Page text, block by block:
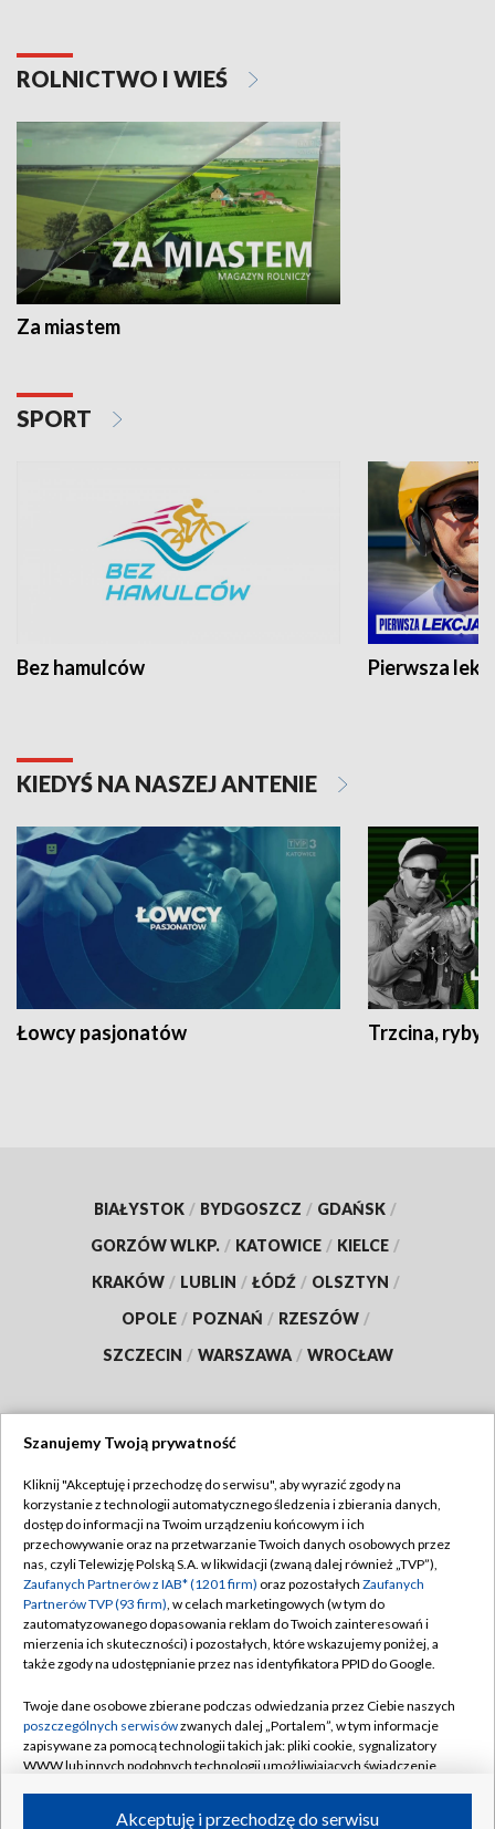
ROLNICTWO I WIEŚ
Za miastem
SPORT
Bez hamulców Pierwsza
KIEDYŚ NA NASZEJ ANTENIE
Łowcy pasjonatów Trzcina, ryby
BIAŁYSTOK / BYDGOSZCZ / GDAŃSK /
GORZÓW WLKP. / KATOWICE / KIELCE /
KRAKÓW / LUBLIN / ŁÓDŹ / OLSZTYN /
OPOLE / POZNAŃ / RZESZÓW /
SZCZECIN / WARSZAWA / WROCŁAW
TVP
Abonament TVP
Emisja w TVP
Centrum informacji TVP
Naziemna Telewizja Cyfrowa
Rada Programowa
System NOS
Informacje o nadawcy
Regulamin TVP
Polityka prywatności
Moje zgody
Pomoc
Kontakt
Kanały
Szanujemy Twoją prywatność
Kliknij "Akceptuję i przechodzę do serwisu", aby wyrazić zgody na
korzystanie z technologii automatycznego śledzenia i zbierania danych,
dostęp do informacji na Twoim urządzeniu końcowym i ich
przechowywanie oraz na przetwarzanie Twoich danych osobowych przez
nas, czyli Telewizję Polską S.A. w likwidacji (zwaną dalej również „TVP”),
Zaufanych Partnerów z IAB* (1201 firm) oraz pozostałych Zaufanych
Partnerów TVP (93 firm), w celach marketingowych (w tym do
zautomatyzowanego dopasowania reklam do Twoich zainteresowań i
mierzenia ich skuteczności) i pozostałych, które wskazujemy poniżej, a
także zgody na udostępnianie przez nas identyfikatora PPID do Google.
Twoje dane osobowe zbierane podczas odwiedzania przez Ciebie naszych
poszczególnych serwisówzwanych dalej „Portalem”, w tym informacje
zapisywane za pomocą technologii takich jak: pliki cookie, sygnalizatory
WWW lub innych podobnych technologii umożliwiających świadczenie
ruchu w Internecie.Akceptuję i przechodzę do serwisu